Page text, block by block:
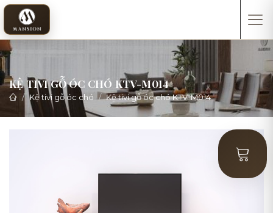
KỆ TIVI GỖ ÓC CHÓ KTV-M014
Kệ tivi gỗ óc chó Kệ tivi gỗ óc chó KTV-M014